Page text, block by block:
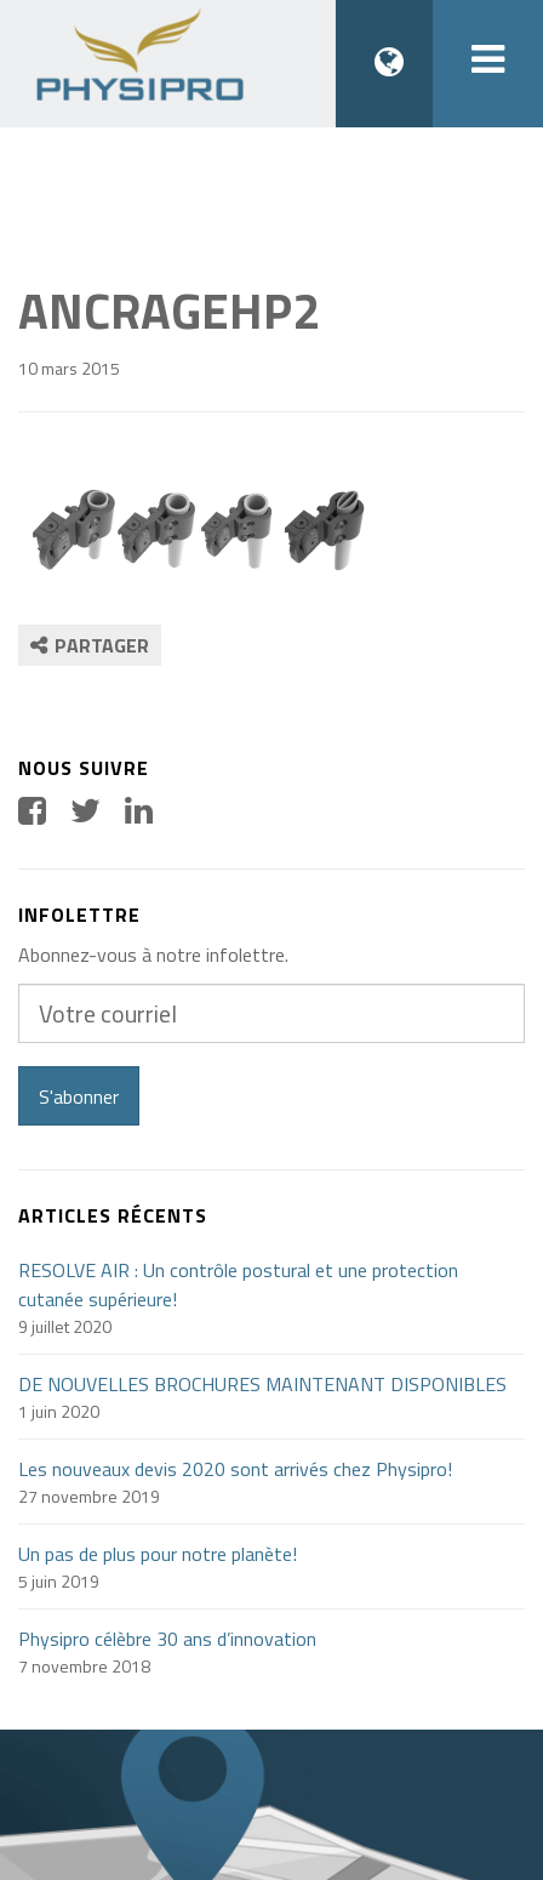
ANCRAGEHP2
10 mars 2015
PARTAGER
NOUS SUIVRE
INFOLETTRE
Abonnez-vous à notre infolettre.
courriel
S'abonner
ARTICLES RÉCENTS
RESOLVE AIR : Un contrôle postural et une protection
cutanée supérieure!
9 juillet 2020
DE NOUVELLES BROCHURES MAINTENANT DISPONIBLES
1 juin 2020
Les nouveaux devis 2020 sont arrivés chez Physipro!
27 novembre 2019
Un pas de plus pour notre planète!
5 juin 2019
Physipro célèbre 30 ans d’innovation
7 novembre 2018